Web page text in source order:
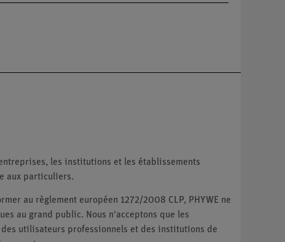
les institutions et les établissements
aux particuliers.
au règlement européen 1272/2008 CLP, PHYWE ne
au grand public. Nous n'acceptons que les
des utilisateurs professionnels et des institutions de